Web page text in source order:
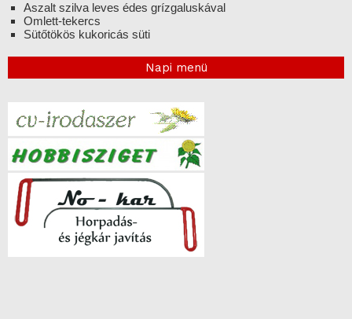
Aszalt szilva leves édes grízgaluskával
Omlett-tekercs
Sütőtökös kukoricás süti
Napi menü